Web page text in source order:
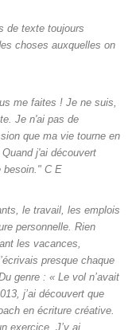
de texte toujours
choses auxquelles on
me faites ! Je ne suis,
Je n'ai pas de
que ma vie tourne en
j'ai découvert
besoin." C E
le travail, les emplois
personnelle. Rien
les vacances,
presque chaque
genre : « Le vol n’avait
j’ai découvert que
en écriture créative.
exercice. J’y ai